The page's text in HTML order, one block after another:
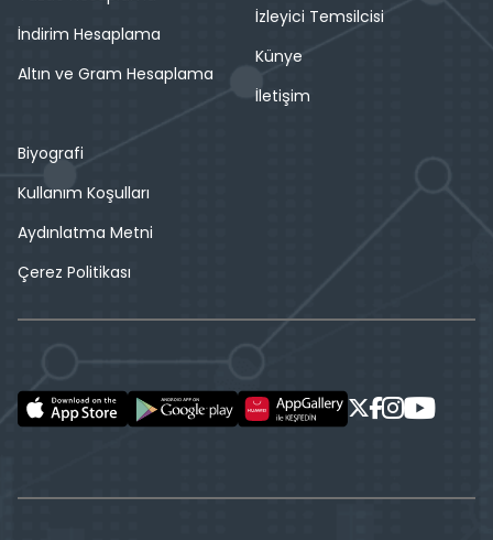
İndirim Hesaplama
Altın ve Gram Hesaplama
İzleyici Temsilcisi
Künye
İletişim
Biyografi
Kullanım Koşulları
Aydınlatma Metni
Çerez Politikası